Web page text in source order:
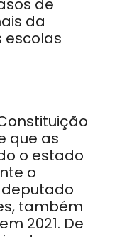
de
da
escolas
que as
o estado
o
também
2021. De